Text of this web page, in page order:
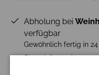
Abholung bei
verfügbar
Gewöhnlich fertig in
Shop-Informationen